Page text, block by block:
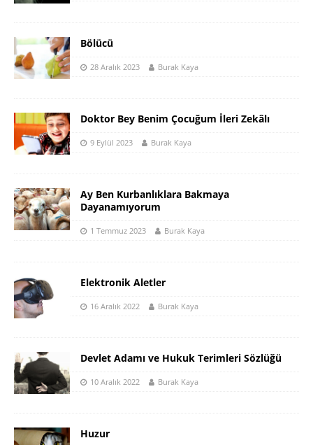
Bölücü
28 Aralık 2023 Burak Kaya
Doktor Bey Benim Çocuğum İleri Zekâlı
9 Eylül 2023 Burak Kaya
Ay Ben Kurbanlıklara Bakmaya
Dayanamıyorum
1 Temmuz 2023 Burak Kaya
Elektronik Aletler
16 Aralık 2022 Burak Kaya
Devlet Adamı ve Hukuk Terimleri Sözlüğü
10 Aralık 2022 Burak Kaya
Huzur